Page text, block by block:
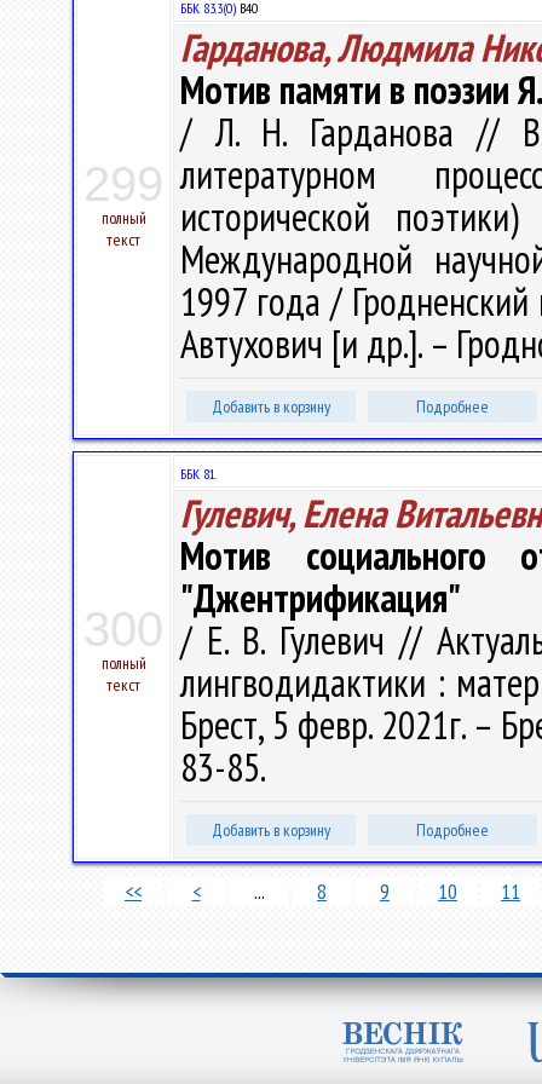
299
полный
текст
ББК 83.3(0) В40
Гарданова, Людмила
Мотив памяти в поэзии
/ Л. Н. Гарданова //
литературном
исторической
Международной
1997 года /
Автухович [и др.]. –
Добавить в корзину Подробнее
300
полный
текст
ББК 81.
Гулевич, Елена
Мотив социального
"Джентрификация"
/ Е. В. Гулевич //
лингводидактики :
Брест, 5 февр. 2021г. –
83-85.
Добавить в корзину Подробнее
<< < ... 8 9 10 11